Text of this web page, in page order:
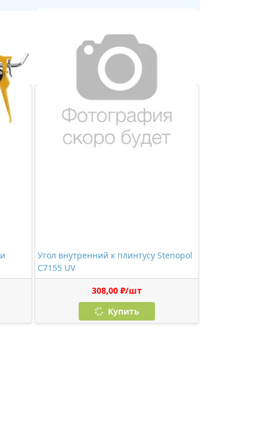
Угол внутренний к плинтусу Stenopol
C7155 UV
308,00 ₽/шт
Купить